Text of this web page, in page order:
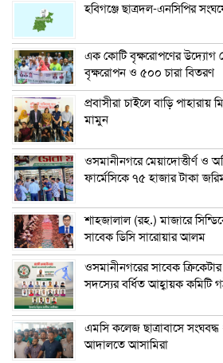
হবিগঞ্জে ছাত্রদল-এনসিপির
এক কোটি বৃক্ষরোপণের উদ্যোগ
বৃক্ষরোপন ও ৫০০ চারা বিতরণ
প্রবাসীরা চাইলে বাড়ি
মামুন
ওসমানীনগরে মেয়াদোত্তীর্ণ ও
ফার্মেসিকে ৭৫ হাজার টাকা
শাহজালাল (রহ.) মাজারে
সাবেক ডিসি সারোয়ার আলম
ওসমানীনগরের সাবেক
সদস্যের বর্ধিত আহ্বায়ক কমিটি
এম‌সি কলেজ ছাত্রাবাসে
আদালতে আসামিরা